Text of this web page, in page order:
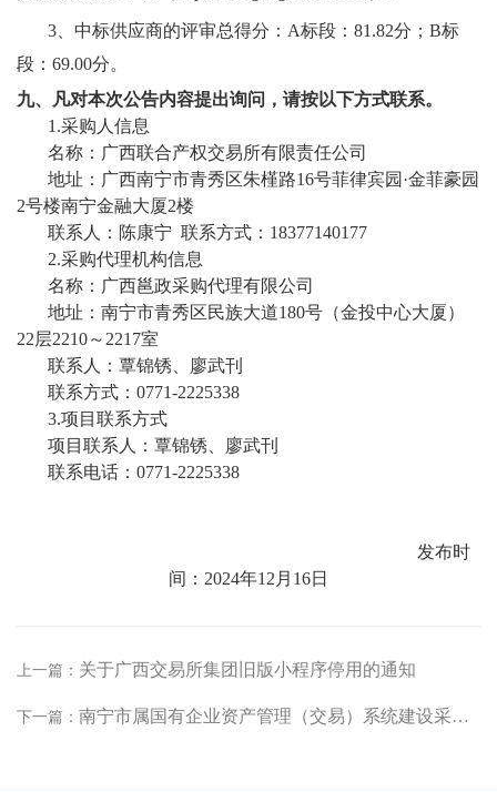
3、中标供应商的评审总得分：A标段：81.82分；B标
段：69.00分。
九、凡对本次公告内容提出询问，请按以下方式联系。
1.采购人信息
名称：广西联合产权交易所有限责任公司
地址：广西南宁市青秀区朱槿路16号菲律宾园·金菲豪园
2号楼南宁金融大厦2楼
联系人：陈康宁 联系方式： 18377140177
2.采购代理机构信息
名称：广西邕政采购代理有限公司
地址：南宁市青秀区民族大道180号（金投中心大厦）
22层2210～2217室
联系人：覃锦锈、廖武刊
联系方式： 0771-2225338
3.项目联系方式
项目联系人：覃锦锈、廖武刊
联系电话： 0771-2225338
发布时
间： 2024年12月16日
上一篇： 关于广西交易所集团旧版小程序停用的通知
下一篇： 南宁市属国有企业资产管理（交易）系统建设采购项目公开招标公告